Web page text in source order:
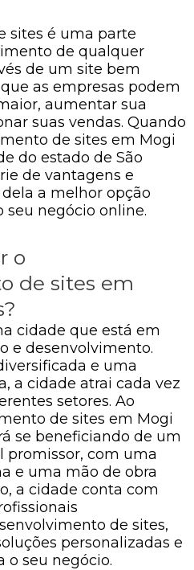
sites é uma parte
de qualquer
de um site bem
as empresas podem
aumentar sua
suas vendas. Quando
de sites em Mogi
do estado de São
de vantagens e
a melhor opção
seu negócio online.
o
de sites em
cidade que está em
e desenvolvimento.
e uma
a cidade atrai cada vez
setores. Ao
de sites em Mogi
se beneficiando de um
com uma
e uma mão de obra
a cidade conta com
de sites,
personalizadas e
o seu negócio.